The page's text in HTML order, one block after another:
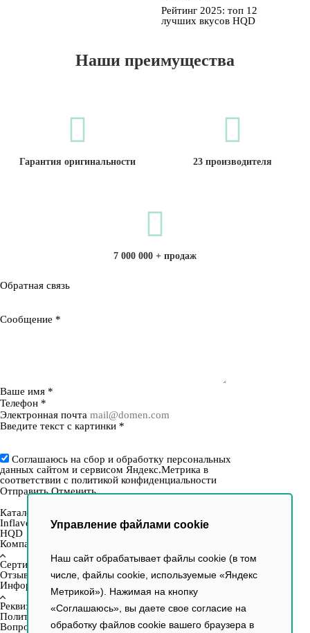
Управление файлами cookie
Наш сайт обрабатывает файлы cookie (в том
числе, файлы cookie, используемые «Яндекс
Метрикой»). Нажимая на кнопку
«Соглашаюсь», вы даете свое согласие на
обработку файлов cookie вашего браузера в
Рейтинг 2025: топ 12
лучших вкусов HQD
Наши преимущества
Гарантия оригинальности 23 производителя
7 000 000 + продаж
Обратная связь
Сообщение *
Ваше имя *
Телефон *
Электронная почта
Введите текст с картинки *
Соглашаюсь на сбор и обработку персональных
данных сайтом и сервисом Яндекс.Метрика в
соответствии с политикой конфиденциальности
Отправить Отменить
Каталог
Inflave
HQD
Компания
Сертификаты
Отзывы
Информация
Реквизиты
Политика
Вопрос–ответ